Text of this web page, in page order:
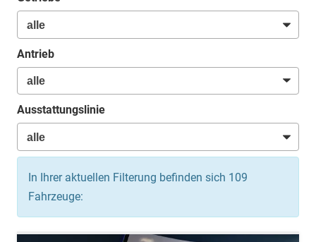
Antrieb
Ausstattungslinie
In Ihrer aktuellen Filterung befinden sich 109
Fahrzeuge: